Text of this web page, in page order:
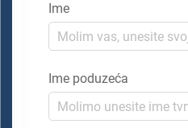
Ime
Ime poduzeća